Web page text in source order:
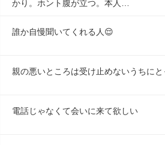
かり。ホント腹が立つ。本人…
誰か自慢聞いてくれる人😌
親の悪いところは受け止めないうちに
電話じゃなくて会いに来て欲しい